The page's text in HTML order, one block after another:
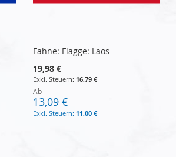
Fahne: Flagge: Laos
19,98 €
16,79 €
Ab
13,09 €
11,00 €